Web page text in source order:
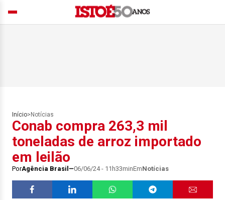
Início> Notícias
Conab compra 263,3 mil
toneladas de arroz importado
em leilão
PorAgência Brasil 06/06/24 - 11h33minEmNotícias